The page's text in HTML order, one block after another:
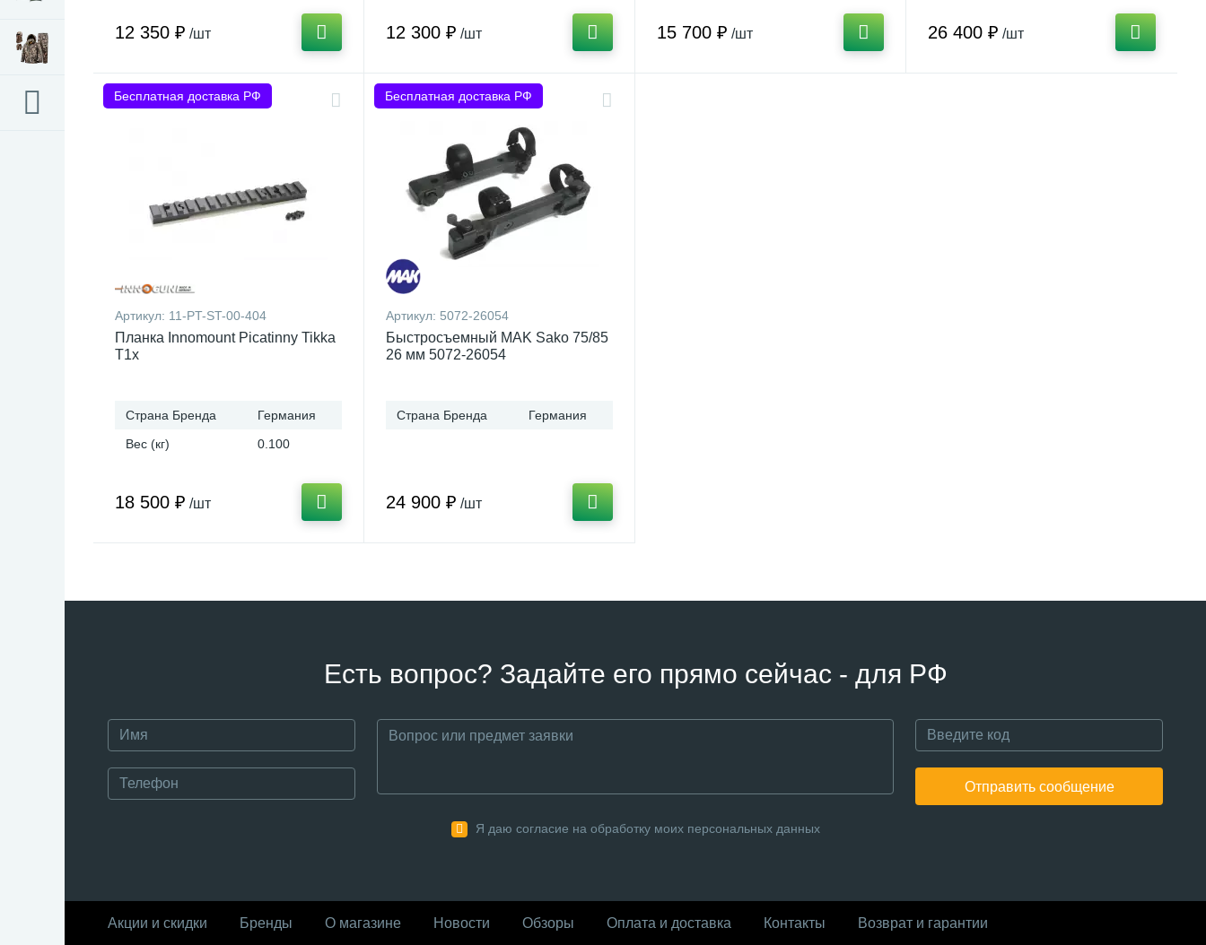
12 350 ₽ /шт 12 300 ₽ /шт 15 700 ₽ /шт 26 400 ₽ /шт
Бесплатная доставка РФ
Артикул: 11-PT-ST-00-404
Планка Innomount Picatinny Tikka
T1x
Страна Бренда
Германия
Вес (кг)
0.100
18 500 ₽ /шт
Бесплатная доставка РФ
Артикул: 5072-26054
Быстросъемный MAK Sako 75/85
26 мм 5072-26054
Страна Бренда Германия
24 900 ₽ /шт
Есть вопрос? Задайте его прямо сейчас - для РФ
Отправить сообщение
Я даю согласие на обработку моих персональных данных
Акции и скидки Бренды О магазине Новости Обзоры Оплата и доставка Контакты Возврат и гарантии